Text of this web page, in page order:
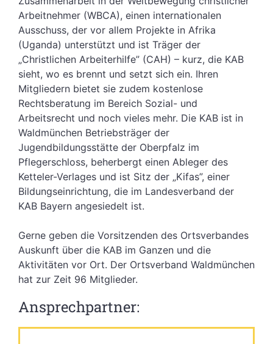
Arbeitnehmer (WBCA), einen internationalen
Ausschuss, der vor allem Projekte in Afrika
(Uganda) unterstützt und ist Träger der
„Christlichen Arbeiterhilfe” (CAH) – kurz, die KAB
sieht, wo es brennt und setzt sich ein. Ihren
Mitgliedern bietet sie zudem kostenlose
Rechtsberatung im Bereich Sozial- und
Arbeitsrecht und noch vieles mehr. Die KAB ist in
Waldmünchen Betriebsträger der
Jugendbildungsstätte der Oberpfalz im
Pflegerschloss, beherbergt einen Ableger des
Ketteler-Verlages und ist Sitz der „Kifas”, einer
Bildungseinrichtung, die im Landesverband der
KAB Bayern angesiedelt ist.
Gerne geben die Vorsitzenden des Ortsverbandes
Auskunft über die KAB im Ganzen und die
Aktivitäten vor Ort. Der Ortsverband Waldmünchen
hat zur Zeit 96 Mitglieder.
Ansprechpartner: